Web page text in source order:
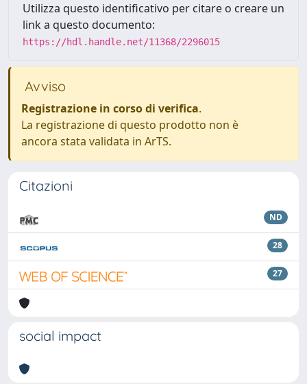
Utilizza questo identificativo per citare o creare un
link a questo documento:
https://hdl.handle.net/11368/2296015
Avviso
Registrazione in corso di verifica.
La registrazione di questo prodotto non è
ancora stata validata in ArTS.
Citazioni
ND
28
27
social impact